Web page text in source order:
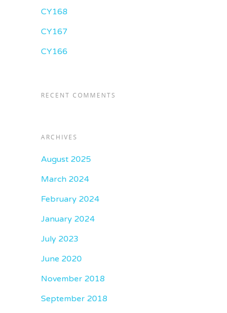
CY168
CY167
CY166
RECENT COMMENTS
ARCHIVES
August 2025
March 2024
February 2024
January 2024
July 2023
June 2020
November 2018
September 2018